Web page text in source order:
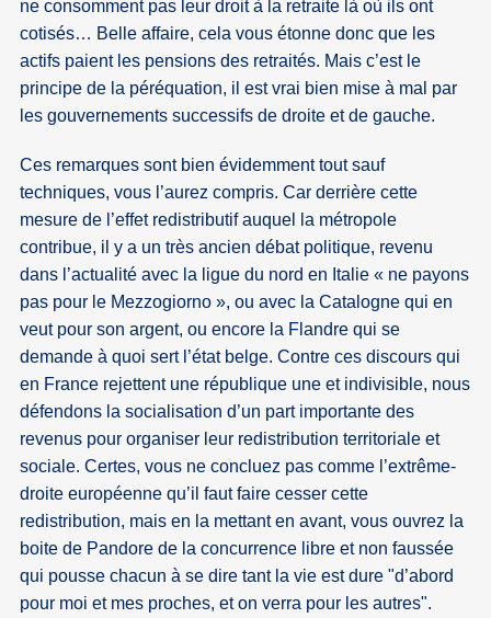
ne consomment pas leur droit à la retraite là où ils ont
cotisés… Belle affaire, cela vous étonne donc que les
actifs paient les pensions des retraités. Mais c’est le
principe de la péréquation, il est vrai bien mise à mal par
les gouvernements successifs de droite et de gauche.
Ces remarques sont bien évidemment tout sauf
techniques, vous l’aurez compris. Car derrière cette
mesure de l’effet redistributif auquel la métropole
contribue, il y a un très ancien débat politique, revenu
dans l’actualité avec la ligue du nord en Italie « ne payons
pas pour le Mezzogiorno », ou avec la Catalogne qui en
veut pour son argent, ou encore la Flandre qui se
demande à quoi sert l’état belge. Contre ces discours qui
en France rejettent une république une et indivisible, nous
défendons la socialisation d’un part importante des
revenus pour organiser leur redistribution territoriale et
sociale. Certes, vous ne concluez pas comme l’extrême-
droite européenne qu’il faut faire cesser cette
redistribution, mais en la mettant en avant, vous ouvrez la
boite de Pandore de la concurrence libre et non faussée
qui pousse chacun à se dire tant la vie est dure "d’abord
pour moi et mes proches, et on verra pour les autres".